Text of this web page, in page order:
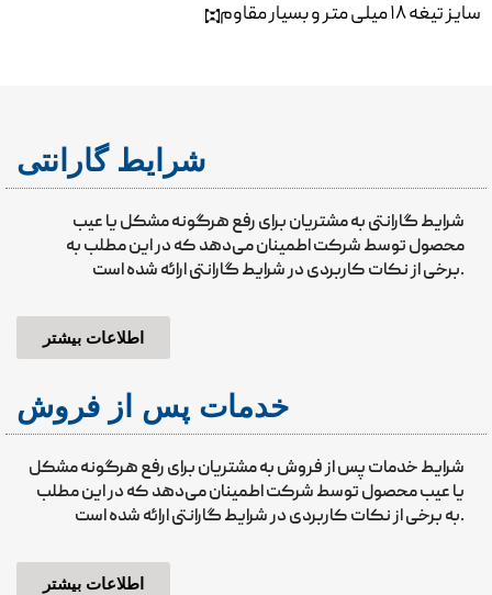
سایز تیغه ۱۸ میلی متر و بسیار مقاوم
شرایط گارانتی
شرایط گارانتی به مشتریان برای رفع هرگونه مشکل یا عیب
محصول توسط شرکت اطمینان می‌دهد که در این مطلب به
برخی از نکات کاربردی در شرایط گارانتی ارائه شده است.
اطلاعات بیشتر
خدمات پس از فروش
شرایط خدمات پس از فروش به مشتریان برای رفع هرگونه مشکل
یا عیب محصول توسط شرکت اطمینان می‌دهد که در این مطلب
به برخی از نکات کاربردی در شرایط گارانتی ارائه شده است.
اطلاعات بیشتر